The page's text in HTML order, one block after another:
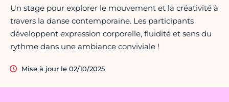
Un stage pour explorer le mouvement et la créativité à
travers la danse contemporaine. Les participants
développent expression corporelle, fluidité et sens du
rythme dans une ambiance conviviale !
Mise à jour le 02/10/2025